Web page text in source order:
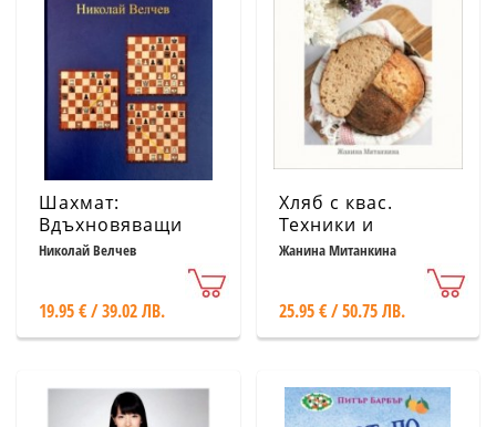
Шахмат:
Вдъхновяващи
партии и идеи
Николай Велчев
19.95 € / 39.02 ЛВ.
Хляб с квас.
Техники и
рецепти
Жанина Митанкина
25.95 € / 50.75 ЛВ.